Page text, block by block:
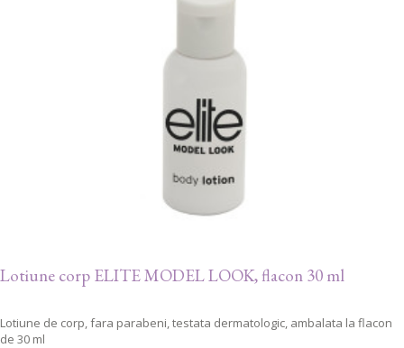
Lotiune corp ELITE MODEL LOOK, flacon 30 ml
Lotiune de corp, fara parabeni, testata dermatologic, ambalata la flacon
de 30 ml